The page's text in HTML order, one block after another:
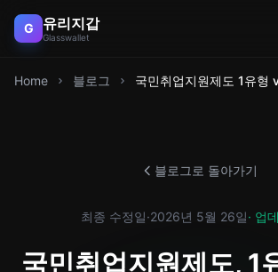
G 유리지갑
Glasswallet
Home 블로그 국민취업지원제도 1유형
블로그로 돌아가기
최종 수정일·2026년 5월 26일· 업
국민취업지원제도, 1